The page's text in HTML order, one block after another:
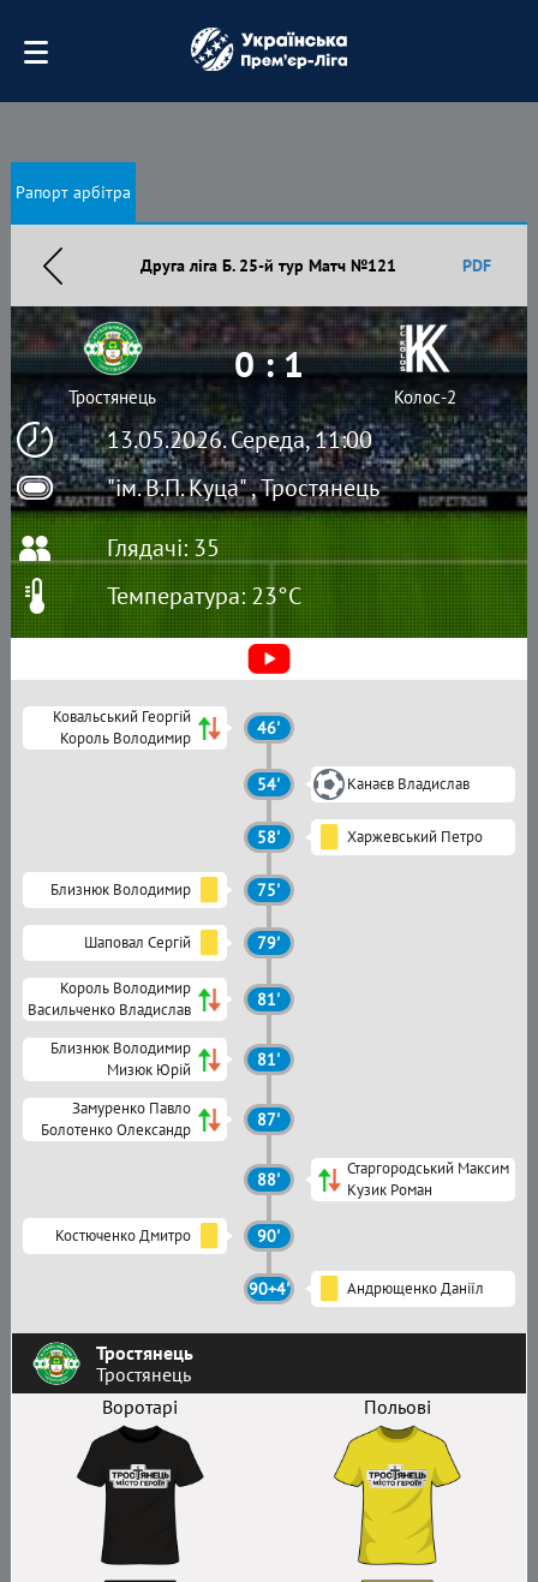
Рапорт арбітра
Друга ліга Б. 25-й тур Матч №121 PDF
13.05.2026. Середа, 11:00
"ім. В.П. Куца" , Тростянець
Тростянець
0 : 1
Колос-2
Глядачі: 35
Температура: 23°C
Тростянець
Тростянець
Воротарі
Польові
Ковальський Георгій
Король Володимир
46'
54' Канаєв Владислав
58' Харжевський Петро
Близнюк Володимир 75'
Шаповал Сергій 79'
Король Володимир
Васильченко Владислав
81'
Близнюк Володимир
Мизюк Юрій
81'
Замуренко Павло
Болотенко Олександр
87'
88'
Старгородський Максим
Кузик Роман
Костюченко Дмитро 90'
90+4' Андрющенко Даніїл